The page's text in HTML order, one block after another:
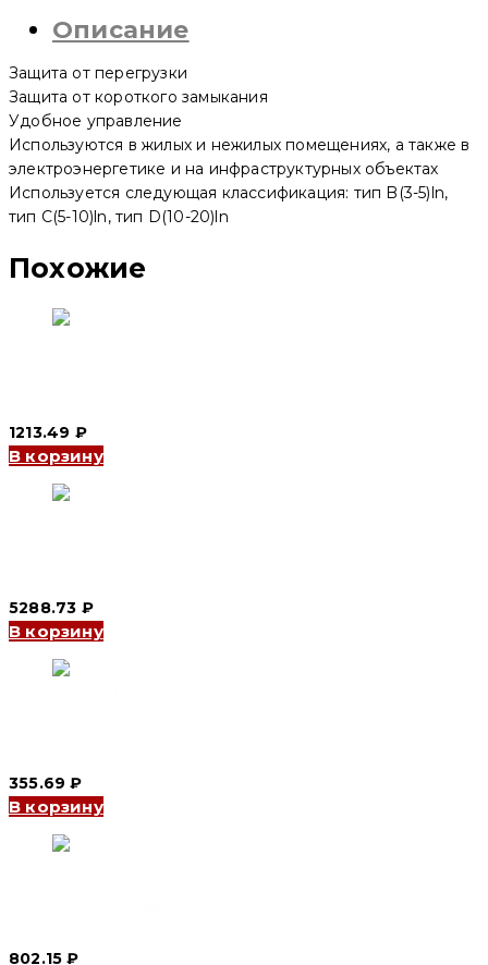
63
1P,
A,
4.5kA,
B
(CNC
Electric)
Описание
Защита от перегрузки
Защита от короткого замыкания
Удобное управление
Используются в жилых и нежилых помещениях, а также в
электроэнергетике и на инфраструктурных объектах
Используется следующая классификация: тип B(3-5)ln,
тип C(5-10)ln, тип D(10-20)ln
Похожие
1213.49 ₽
В корзину
5288.73 ₽
В корзину
355.69₽
В корзину
802.15₽